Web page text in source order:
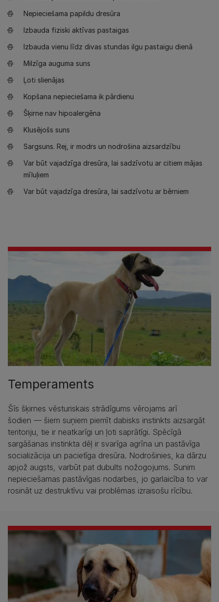
Nepieciešama papildu dresūra
Izbauda fiziski aktīvas pastaigas
Izbauda vienu līdz divas stundas ilgu pastaigu dienā
Milzīga auguma suns
Ļoti slienājas
Kopšana nepieciešama ik pārdienu
Šķirne nav hipoalergēna
Klusējošs suns
Sargsuns. Rej, ir modrs un nodrošina aizsardzību
Var būt vajadzīga dresūra, lai sadzīvotu ar citiem mājas
mīluļiem
Var būt vajadzīga dresūra, lai sadzīvotu ar bērniem
Temperaments
Šīs šķirnes vēsturiskais strādīgums vērojams arī
šodien — šiem suņiem piemīt dabisks instinkts aizsargāt
teritoriju, tie ir neatkarīgi un ļoti saprātīgi. Spēcīgā
sargāšanas instinkta dēļ ir svarīga agrīna un pastāvīga
socializācija un pacietīga dresūra. Nodrošinies, ka dārzu
apjož augsts, varbūt pat dubults nožogojums. Sunim
nepieciešamas pastāvīgas nodarbes, jo garlaicība to var
rosināt uz destruktīvu vai problēmas izraisošu rīcību.